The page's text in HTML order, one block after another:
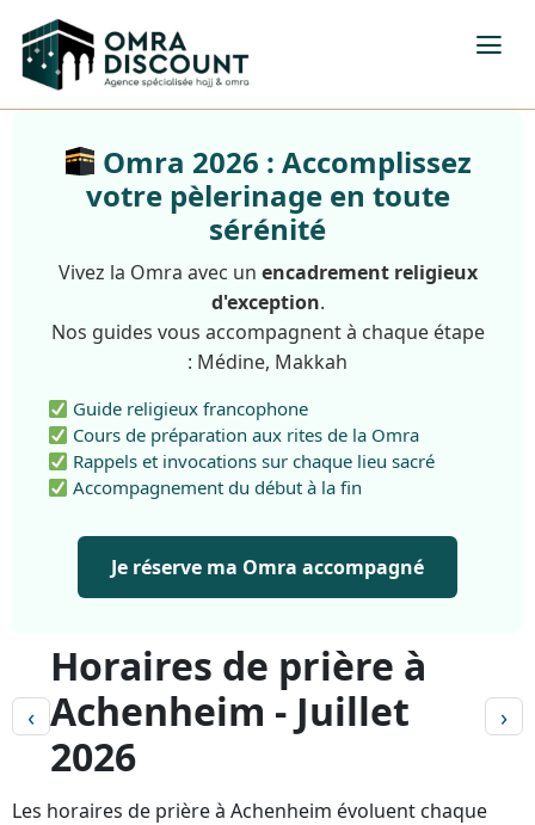
Omra 2026 : Accomplissez
votre pèlerinage en toute
sérénité
Vivez la Omra avec un encadrement religieux
d'exception.
Nos guides vous accompagnent à chaque étape
: Médine, Makkah
Guide religieux francophone
Cours de préparation aux rites de la Omra
Rappels et invocations sur chaque lieu sacré
Accompagnement du début à la fin
Je réserve ma Omra accompagné
‹
Horaires de prière à
Achenheim - Juillet
2026
›
Les horaires de prière à Achenheim évoluent chaque